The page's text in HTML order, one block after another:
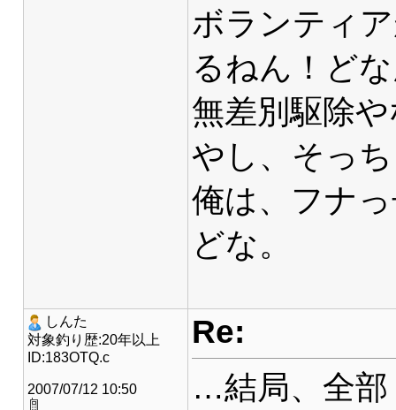
ボランティ
るねん！ど
無差別駆除
やし、そっ
俺は、フナ
どな。
しんた
対象釣り歴:20年以上
ID:183OTQ.c
2007/07/12 10:50
Re:
…結局、全部